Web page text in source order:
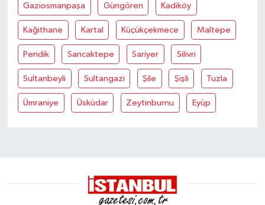
Gaziosmanpaşa Güngören Kadiköy
Kağithane Kartal Küçükçekmece Maltepe
Pendik Sancaktepe Sariyer Silivri
Sultanbeyli Sultangazi Şile Şişli Tuzla
Ümraniye Üsküdar Zeytinburnu Eyüp